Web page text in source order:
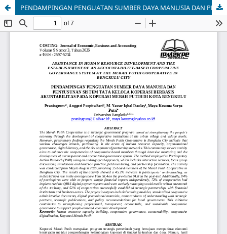
PENDAMPINGAN PENGUATAN SUMBER DAYA MANUSIA DAN PENYUSUNAN SISTEM TATA KELOLA KOPERASI BERBASIS AKUNTABILITAS PADA KOPERASI MERAH PUTIH DI KOTA BENGKULU